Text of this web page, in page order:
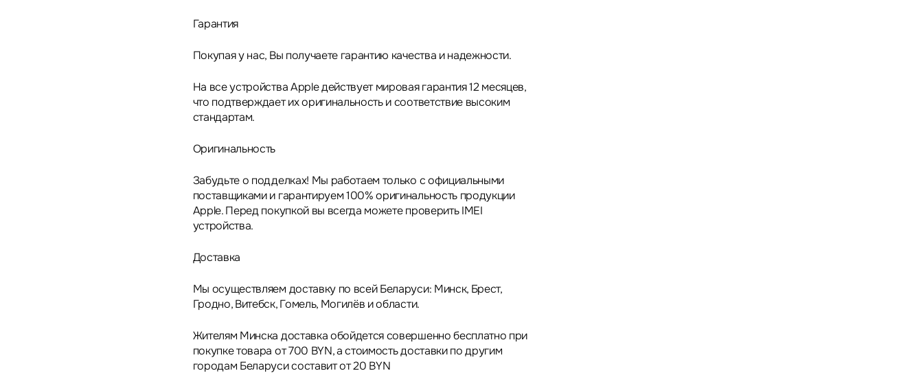
Гарантия
Покупая у нас, Вы получаете гарантию качества и надежности.
На все устройства Apple действует мировая гарантия 12 месяцев,
что подтверждает их оригинальность и соответствие высоким
стандартам.
Оригинальность
Забудьте о подделках! Мы работаем только с официальными
поставщиками и гарантируем 100% оригинальность продукции
Apple. Перед покупкой вы всегда можете проверить IMEI
устройства.
Доставка
Мы осуществляем доставку по всей Беларуси: Минск, Брест,
Гродно, Витебск, Гомель, Могилёв и области.
Жителям Минска доставка обойдется совершенно бесплатно при
покупке товара от 700 BYN, а стоимость доставки по другим
городам Беларуси составит от 20 BYN